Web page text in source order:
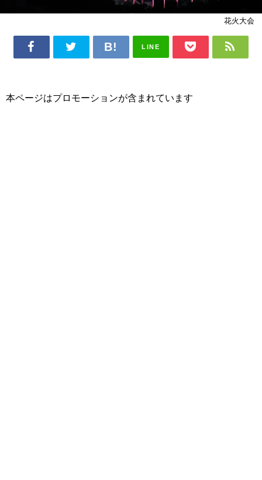
花火大会
LINE
本ページはプロモーションが含まれています